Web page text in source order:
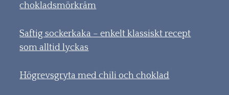
chokladsmörkräm
Saftig sockerkaka – enkelt klassiskt recept
som alltid lyckas
Högrevsgryta med chili och choklad